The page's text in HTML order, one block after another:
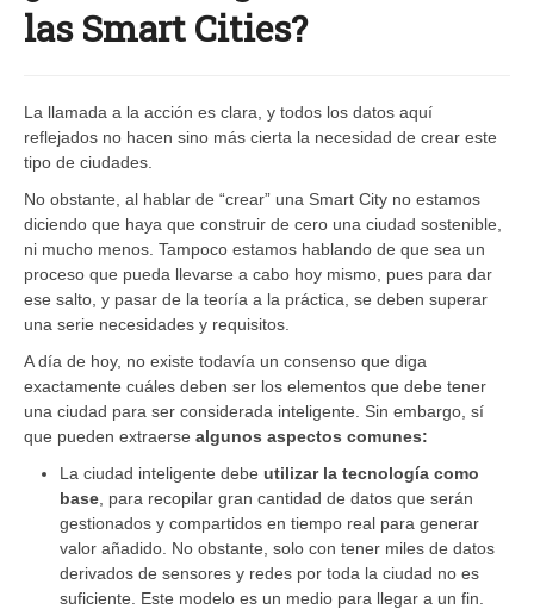
las Smart Cities?
La llamada a la acción es clara, y todos los datos aquí
reflejados no hacen sino más cierta la necesidad de crear este
tipo de ciudades.
No obstante, al hablar de “crear” una Smart City no estamos
diciendo que haya que construir de cero una ciudad sostenible,
ni mucho menos. Tampoco estamos hablando de que sea un
proceso que pueda llevarse a cabo hoy mismo, pues para dar
ese salto, y pasar de la teoría a la práctica, se deben superar
una serie necesidades y requisitos.
A día de hoy, no existe todavía un consenso que diga
exactamente cuáles deben ser los elementos que debe tener
una ciudad para ser considerada inteligente. Sin embargo, sí
que pueden extraerse algunos aspectos comunes:
La ciudad inteligente debe utilizar la tecnología como
base , para recopilar gran cantidad de datos que serán
gestionados y compartidos en tiempo real para generar
valor añadido. No obstante, solo con tener miles de datos
derivados de sensores y redes por toda la ciudad no es
suficiente. Este modelo es un medio para llegar a un fin.